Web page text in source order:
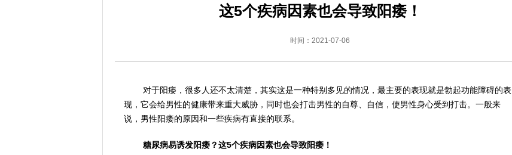
这5个疾病因素也会导致阳痿！
时间：2021-07-06
对于阳痿，很多人还不太清楚，其实这是一种特别多见的情况，最主要的表现就是勃起功能障碍的表
现，它会给男性的健康带来重大威胁，同时也会打击男性的自尊、自信，使男性身心受到打击。一般来
说，男性阳痿的原因和一些疾病有直接的联系。
糖尿病易诱发阳痿？这5个疾病因素也会导致阳痿！